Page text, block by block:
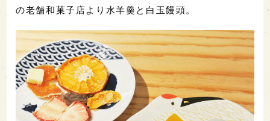
の老舗和菓子店より水羊羹と白玉饅頭。